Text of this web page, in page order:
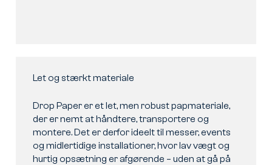
Let og stærkt materiale
Drop Paper er et let, men robust papmateriale,
der er nemt at håndtere, transportere og
montere. Det er derfor ideelt til messer, events
og midlertidige installationer, hvor lav vægt og
hurtig opsætning er afgørende – uden at gå på